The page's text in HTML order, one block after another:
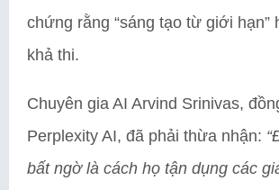
chứng rằng “sáng tạo từ giới hạn”
khả thi.
Chuyên gia AI Arvind Srinivas,
Perplexity AI, đã phải thừa nhận:
bất ngờ là cách họ tận dụng các